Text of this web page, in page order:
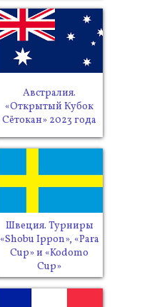
Австралия.
«Открытый Кубок
Сётокан» 2023 года
Швеция. Турниры
«Shobu Ippon», «Para
Cup» и «Kodomo
Cup»